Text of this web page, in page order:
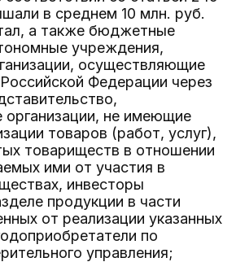
в среднем 10 млн. руб.
а также бюджетные
учреждения,
осуществляющие
Федерации через
организации, не имеющие
товаров (работ, услуг),
товариществ в отношении
ими от участия в
инвесторы
продукции в части
от реализации указанных
по
управления;